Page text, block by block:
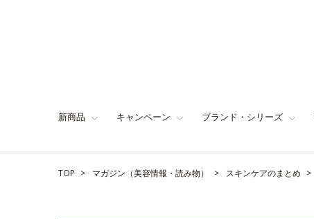
新商品 キャンペーン ブランド・シリーズ
TOP マガジン（美容情報・読み物） スキンケアのまとめ